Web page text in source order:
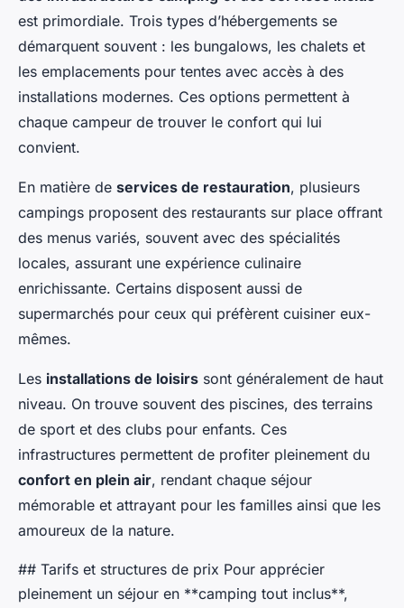
est primordiale. Trois types d’hébergements se
démarquent souvent : les bungalows, les chalets et
les emplacements pour tentes avec accès à des
installations modernes. Ces options permettent à
chaque campeur de trouver le confort qui lui
convient.
En matière de services de restauration, plusieurs
campings proposent des restaurants sur place offrant
des menus variés, souvent avec des spécialités
locales, assurant une expérience culinaire
enrichissante. Certains disposent aussi de
supermarchés pour ceux qui préfèrent cuisiner eux-
mêmes.
Les installations de loisirs sont généralement de haut
niveau. On trouve souvent des piscines, des terrains
de sport et des clubs pour enfants. Ces
infrastructures permettent de profiter pleinement du
confort en plein air, rendant chaque séjour
mémorable et attrayant pour les familles ainsi que les
amoureux de la nature.
## Tarifs et structures de prix Pour apprécier
pleinement un séjour en **camping tout inclus**,